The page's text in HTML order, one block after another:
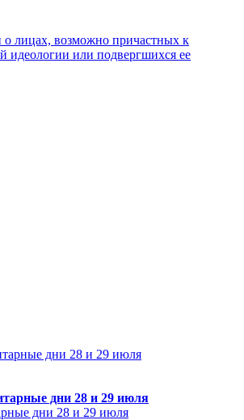
лицах, возможно причастных к
идеологии или подвергшихся ее
дни 28 и 29 июля
дни 28 и 29 июля